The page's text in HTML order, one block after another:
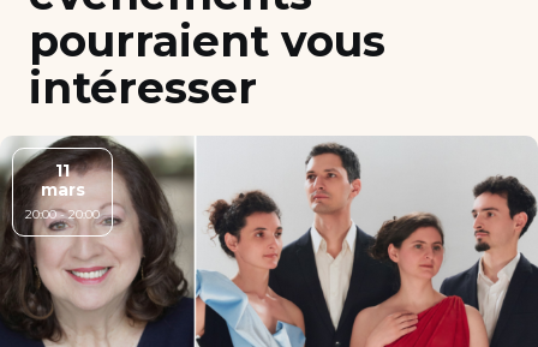
pourraient vous
intéresser
11
mars
20:00 - 20:00